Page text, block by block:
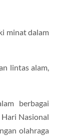
minat dalam
lintas alam,
berbagai
Nasional
olahraga